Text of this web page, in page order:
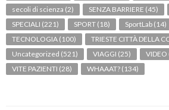
secoli di scienza (2) SENZA BARRIERE (45)
SPECIALI (221) SPORT (18) SportLab (14)
TECNOLOGIA (100) TRIESTE CITTÀ DELLA
Uncategorized (521) VIAGGI (25) VIDEO
VITE PAZIENTI (28) WHAAAT? (134)